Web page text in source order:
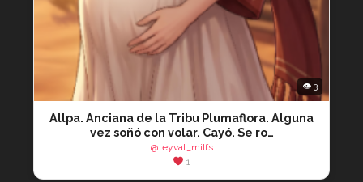
👁 3
Allpa. Anciana de la Tribu Plumaflora. Alguna
vez soñó con volar. Cayó. Se ro…
@teyvat_milfs
1